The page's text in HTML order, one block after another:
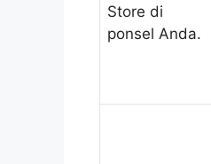
Store di
ponsel Anda.